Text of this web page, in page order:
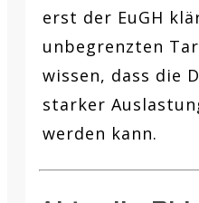
erst der EuGH
unbegrenzten
wissen, dass die
starker
werden kann.